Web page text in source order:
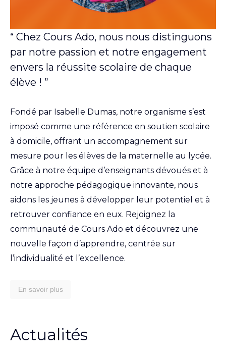
“ Chez Cours Ado, nous nous distinguons
par notre passion et notre engagement
envers la réussite scolaire de chaque
élève ! ”
Fondé par Isabelle Dumas, notre organisme s’est
imposé comme une référence en soutien scolaire
à domicile, offrant un accompagnement sur
mesure pour les élèves de la maternelle au lycée.
Grâce à notre équipe d’enseignants dévoués et à
notre approche pédagogique innovante, nous
aidons les jeunes à développer leur potentiel et à
retrouver confiance en eux. Rejoignez la
communauté de Cours Ado et découvrez une
nouvelle façon d’apprendre, centrée sur
l’individualité et l’excellence.
En savoir plus
Actualités